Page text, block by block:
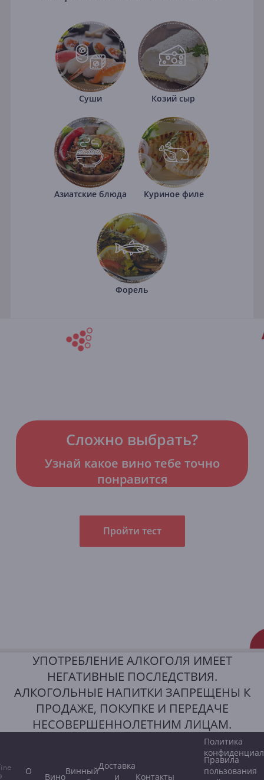
Суши Козий сыр
Азиатские блюда Куриное филе
Форель
Сложно выбрать?
Узнай какое вино тебе точно
понравится
Пройти тест
УПОТРЕБЛЕНИЕ АЛКОГОЛЯ ИМЕЕТ
НЕГАТИВНЫЕ ПОСЛЕДСТВИЯ.
АЛКОГОЛЬНЫЕ НАПИТКИ ЗАПРЕЩЕНЫ К
ПРОДАЖЕ, ПОКУПКЕ И ПЕРЕДАЧЕ
НЕСОВЕРШЕННОЛЕТНИМ ЛИЦАМ.
О
ВиноВинныйДоставка
и
Контакты
Политика
Правила
пользования